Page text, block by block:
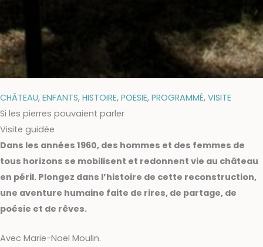
CHÂTEAU, ENFANTS, HISTOIRE, POESIE, PROGRAMMÉ, VISITE
Si les pierres pouvaient parler
Visite guidée
Dans les années 1960, des hommes et des femmes de
tous horizons se mobilisent et redonnent vie au château
en péril. Plongez dans l’histoire de cette reconstruction,
une aventure humaine faite de rires, de partage, de
poésie et de rêves.
Avec Marie-Noël Moulin.